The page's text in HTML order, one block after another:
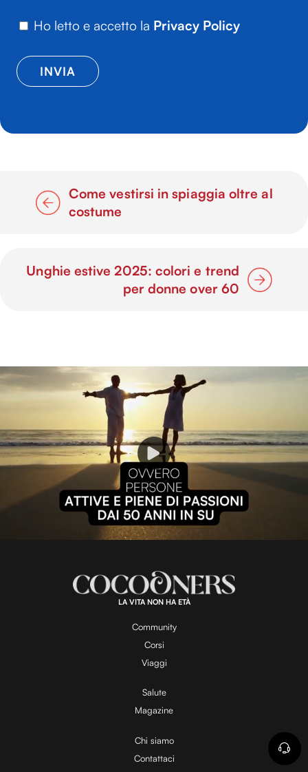
Ho letto e accetto la Privacy Policy
Come vestirsi in spiaggia oltre al
costume
Unghie estive 2025: colori e trend
per donne over 60
P
l
a
y
V
i
o
:
1
0
0
.
0
LA VITA NON HA ETÀ
Community
Corsi
Viaggi
Salute
Magazine
Chi siamo
Contattaci